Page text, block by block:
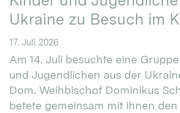
Ukraine zu Besuch im
17. Juli 2026
Am 14. Juli besuchte eine
und Jugendlichen aus der
Dom. Weihbischof Dominikus
betete gemeinsam mit ihnen den